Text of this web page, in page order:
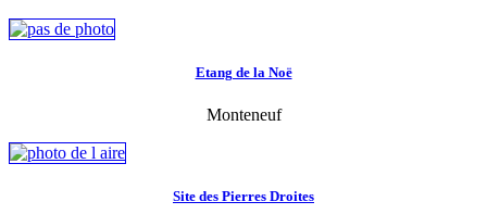
Etang de la Noë
Monteneuf
Site des Pierres Droites